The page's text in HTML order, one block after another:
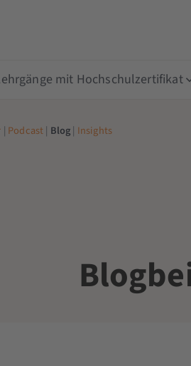
mit Hochschulzertifikat
| Podcast| Blog| Insights